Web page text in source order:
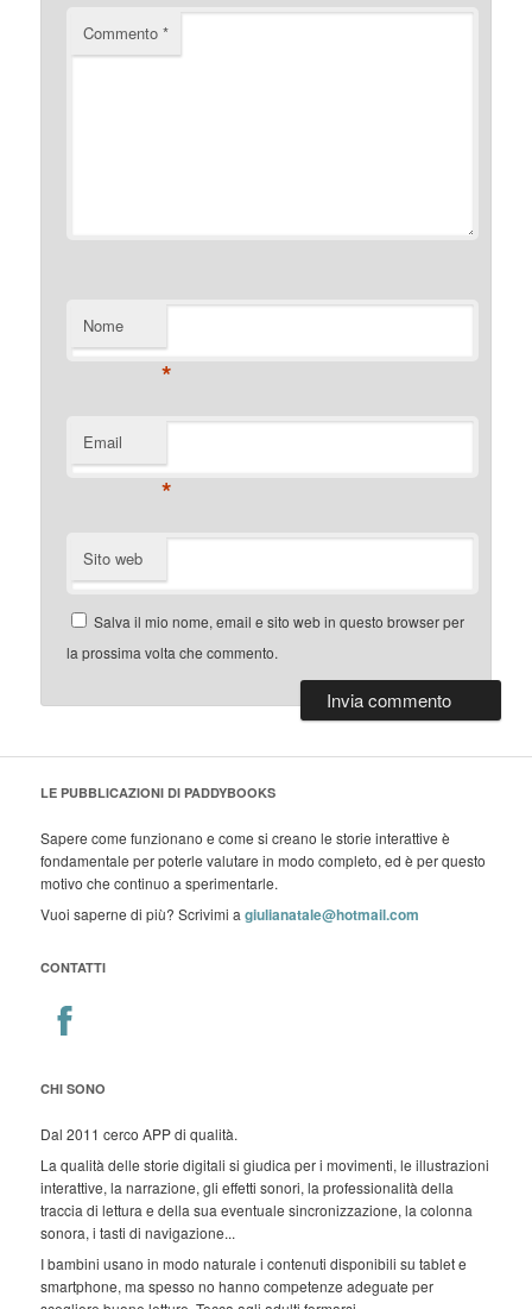
Commento*
Nome
*
Email
*
Sito web
Salva il mio nome, email e sito web in questo browser per
la prossima volta che commento.
LE PUBBLICAZIONI DI PADDYBOOKS
Sapere come funzionano e come si creano le storie interattive è
fondamentale per poterle valutare in modo completo, ed è per questo
motivo che continuo a sperimentarle.
Vuoi saperne di più? Scrivimi agiulianatale@hotmail.com
CONTATTI
CHI SONO
Dal 2011 cerco APP di qualità.
La qualità delle storie digitali si giudica per i movimenti, le illustrazioni
interattive, la narrazione, gli effetti sonori, la professionalità della
traccia di lettura e della sua eventuale sincronizzazione, la colonna
sonora, i tasti di navigazione...
I bambini usano in modo naturale i contenuti disponibili su tablet e
smartphone, ma spesso no hanno competenze adeguate per